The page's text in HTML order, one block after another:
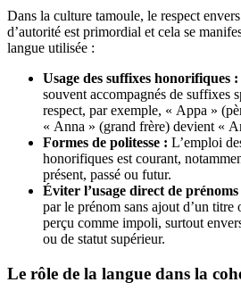
Dans la culture tamoule, le respect
d’autorité est primordial et cela se
langue utilisée :
Usage des suffixes honorifiques :
souvent accompagnés de suffixes
respect, par exemple, « Appa »
« Anna » (grand frère) devient «
Formes de politesse : L’emploi
honorifiques est courant,
présent, passé ou futur.
Éviter l’usage direct de prénoms
par le prénom sans ajout d’un titre
perçu comme impoli, surtout
ou de statut supérieur.
Le rôle de la langue dans la